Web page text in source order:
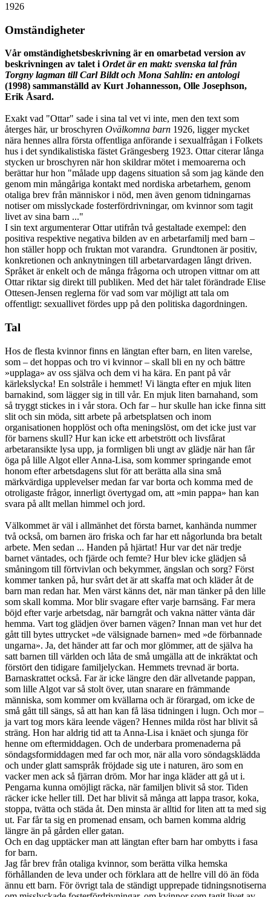
1926
Omständigheter
Vår omständighetsbeskrivning är en omarbetad version av
beskrivningen av talet i Ordet är en makt: svenska tal från
Torgny lagman till Carl Bildt och Mona Sahlin: en antologi
(1998) sammanställd av Kurt Johannesson, Olle Josephson,
Erik Åsard.
Exakt vad "Ottar" sade i sina tal vet vi inte, men den text som
återges här, ur broschyren Ovälkomna barn 1926, ligger mycket
nära hennes allra första offentliga anförande i sexualfrågan i Folkets
hus i det syndikalistiska fästet Grängesberg 1923. Ottar citerar långa
stycken ur broschyren när hon skildrar mötet i memoarerna och
berättar hur hon "målade upp dagens situation så som jag kände den
genom min mångåriga kontakt med nordiska arbetarhem, genom
otaliga brev från människor i nöd, men även genom tidningarnas
notiser om misslyckade fosterfördrivningar, om kvinnor som tagit
livet av sina barn ..."
I sin text argumenterar Ottar utifrån två gestaltade exempel: den
positiva respektive negativa bilden av en arbetarfamilj med barn –
hon ställer hopp och fruktan mot varandra. Grundtonen är positiv,
konkretionen och anknytningen till arbetarvardagen långt driven.
Språket är enkelt och de många frågorna och utropen vittnar om att
Ottar riktar sig direkt till publiken. Med det här talet förändrade Elise
Ottesen-Jensen reglerna för vad som var möjligt att tala om
offentligt: sexuallivet fördes upp på den politiska dagordningen.
Tal
Hos de flesta kvinnor finns en längtan efter barn, en liten varelse,
som – det hoppas och tro vi kvinnor – skall bli en ny och bättre
»upplaga» av oss själva och dem vi ha kära. En pant på vår
kärlekslycka! En solstråle i hemmet! Vi längta efter en mjuk liten
barnakind, som lägger sig in till vår. En mjuk liten barnahand, som
så tryggt stickes in i vår stora. Och far – hur skulle han icke finna sitt
slit och sin möda, sitt arbete på arbetsplatsen och inom
organisationen hopplöst och ofta meningslöst, om det icke just var
för barnens skull? Hur kan icke ett arbetstrött och livsfårat
arbetaransikte lysa upp, ja formligen bli ungt av glädje när han får
öga på lille Algot eller Anna-Lisa, som kommer springande emot
honom efter arbetsdagens slut för att berätta alla sina små
märkvärdiga upplevelser medan far var borta och komma med de
otroligaste frågor, innerligt övertygad om, att »min pappa» han kan
svara på allt mellan himmel och jord.
Välkommet är väl i allmänhet det första barnet, kanhända nummer
två också, om barnen äro friska och far har ett någorlunda bra betalt
arbete. Men sedan ... Handen på hjärtat! Hur var det när tredje
barnet väntades, och fjärde och femte? Hur blev icke glädjen så
småningom till förtvivlan och bekymmer, ängslan och sorg? Först
kommer tanken på, hur svårt det är att skaffa mat och kläder åt de
barn man redan har. Men värst känns det, när man tänker på den lille
som skall komma. Mor blir svagare efter varje barnsäng. Far mera
böjd efter varje arbetsdag, när barngråt och vakna nätter vänta där
hemma. Vart tog glädjen över barnen vägen? Innan man vet hur det
gått till bytes uttrycket »de välsignade barnen» med »de förbannade
ungarna». Ja, det händer att far och mor glömmer, att de själva ha
satt barnen till världen och låta de små umgälla att de inkräktat och
förstört den tidigare familjelyckan. Hemmets trevnad är borta.
Barnaskrattet också. Far är icke längre den där allvetande pappan,
som lille Algot var så stolt över, utan snarare en främmande
människa, som kommer om kvällarna och är förargad, om icke de
små gått till sängs, så att han kan få läsa tidningen i lugn. Och mor –
ja vart tog mors kära leende vägen? Hennes milda röst har blivit så
sträng. Hon har aldrig tid att ta Anna-Lisa i knäet och sjunga för
henne om eftermiddagen. Och de underbara promenaderna på
söndagsformiddagen med far och mor, när alla voro söndagsklädda
och under glatt samspråk fröjdade sig ute i naturen, äro som en
vacker men ack så fjärran dröm. Mor har inga kläder att gå ut i.
Pengarna kunna omöjligt räcka, när familjen blivit så stor. Tiden
räcker icke heller till. Det har blivit så många att lappa trasor, koka,
stoppa, tvätta och städa åt. Den minsta är alltid for liten att ta med sig
ut. Far får ta sig en promenad ensam, och barnen komma aldrig
längre än på gården eller gatan.
Och en dag upptäcker man att längtan efter barn har ombytts i fasa
for barn.
Jag får brev från otaliga kvinnor, som berätta vilka hemska
förhållanden de leva under och förklara att de hellre vill dö än föda
ännu ett barn. För övrigt tala de ständigt upprepade tidningsnotiserna